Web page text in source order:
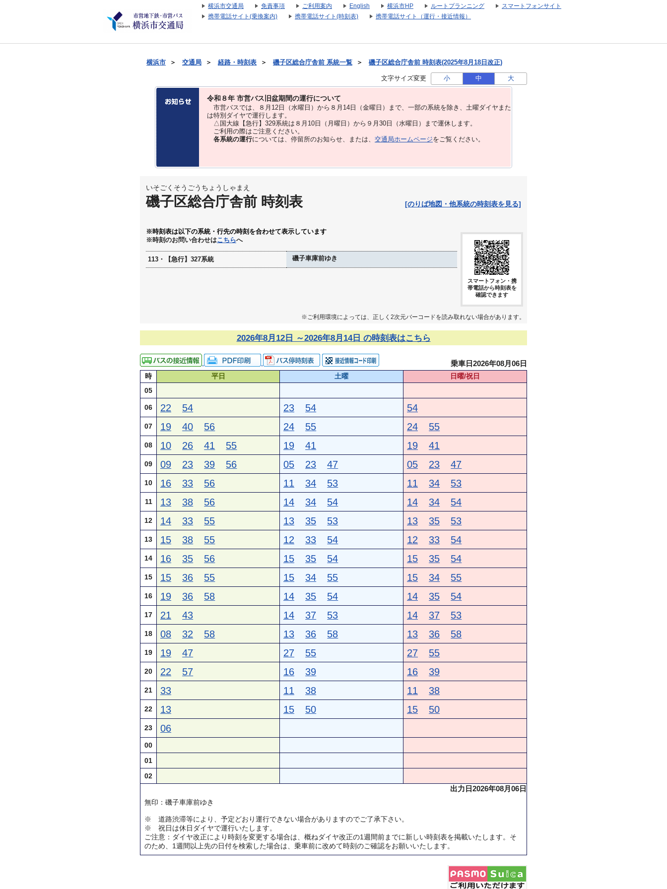
横浜市交通局 免責事項 ご利用案内 English 横浜市HP ルートプランニング
スマートフォンサイト
携帯電話サイト(乗換案内)
携帯電話サイト(時刻表) 携帯電話サイト（運行・接近情報）
横浜市 ＞ 交通局 ＞ 経路・時刻表 ＞ 磯子区総合庁舎前 系統一覧 ＞ 磯子区総合庁舎前 時刻表(2025年8月18日改正)
文字サイズ変更 小 中 大
令和８年 市営バス旧盆期間の運行について
市営バスでは、８⽉12⽇（水曜日）から８⽉14⽇（金曜日）まで、⼀部の系統を除き、⼟曜ダイヤまた
は特別ダイヤで運⾏します。
△国大線【急行】329系統は８月10日（月曜日）から９月30日（水曜日）まで運休します。
ご利用の際はご注意ください。
各系統の運行については、停留所のお知らせ、または、 交通局ホームページをご覧ください。
いそごくそうごうちょうしゃまえ
磯子区総合庁舎前 時刻表 [のりば地図・他系統の時刻表を見る]
※時刻表は以下の系統・行先の時刻を合わせて表示しています
※時刻のお問い合わせはこちらへ
113・【急行】327系統 磯子車庫前ゆき
スマートフォン・携
帯電話から時刻表を
確認できます
※ご利用環境によっては、正しく2次元バーコードを読み取れない場合があります。
2026年8月12日 ～2026年8月14日 の時刻表はこちら
乗車日2026年08月06日
時 平日 土曜
日曜/祝日
05
06 22 54 23 54 54
07 19 40 56 24 55 24 55
08 10 26 41 55 19 41 19 41
09 09 23 39 56 05 23 47 05 23 47
10 16 33 56 11 34 53 11 34 53
11 13 38 56 14 34 54 14 34 54
12 14 33 55 13 35 53 13 35 53
13 15 38 55 12 33 54 12 33 54
14 16 35 56 15 35 54 15 35 54
15 15 36 55 15 34 55 15 34 55
16 19 36 58 14 35 54 14 35 54
17 21 43 14 37 53 14 37 53
18 08 32 58 13 36 58 13 36 58
19 19 47 27 55 27 55
20 22 57 16 39 16 39
21 33 11 38 11 38
22 13 15 50 15 50
23 06
00
01
02
出力日2026年08月06日
無印：磯子車庫前ゆき
※ 道路渋滞等により、予定どおり運行できない場合がありますのでご了承下さい。
※ 祝日は休日ダイヤで運行いたします。
ご注意：ダイヤ改正により時刻を変更する場合は、概ねダイヤ改正の1週間前までに新しい時刻表を掲載いたします。そ
のため、1週間以上先の日付を検索した場合は、乗車前に改めて時刻のご確認をお願いいたします。